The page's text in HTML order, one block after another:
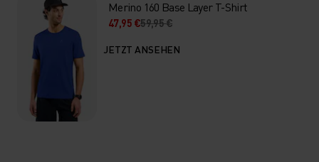
Merino 160 Base Layer T-Shirt
47,95 €59,95 €
JETZT ANSEHEN